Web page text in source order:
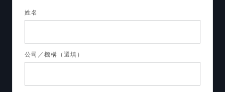
姓名
公司／機構（選填）